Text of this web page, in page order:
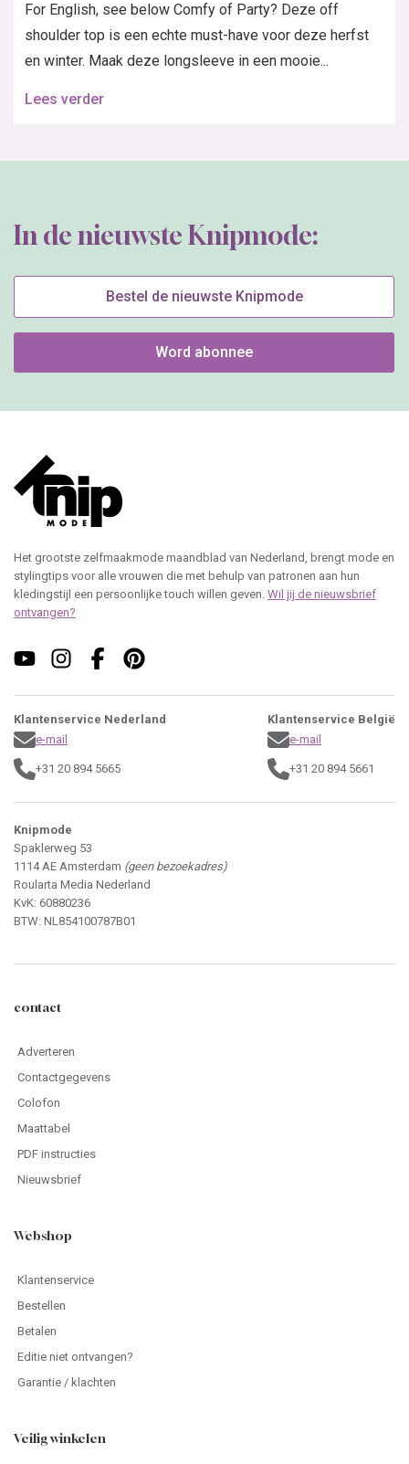
For English, see below Comfy of Party? Deze off
shoulder top is een echte must-have voor deze herfst
en winter. Maak deze longsleeve in een mooie...
Lees verder
In de nieuwste Knipmode:
Bestel de nieuwste Knipmode
Word abonnee
Het grootste zelfmaakmode maandblad van Nederland, brengt mode en
stylingtips voor alle vrouwen die met behulp van patronen aan hun
kledingstijl een persoonlijke touch willen geven. Wil jij de nieuwsbrief
ontvangen?
Klantenservice Nederland
e-mail
+31 20 894 5665
Klantenservice België
e-mail
+31 20 894 5661
Knipmode
Spaklerweg 53
1114 AE Amsterdam (geen bezoekadres)
Roularta Media Nederland
KvK: 60880236
BTW: NL854100787B01
contact
Adverteren
Contactgegevens
Colofon
Maattabel
PDF instructies
Nieuwsbrief
Webshop
Klantenservice
Bestellen
Betalen
Editie niet ontvangen?
Garantie / klachten
Veilig winkelen